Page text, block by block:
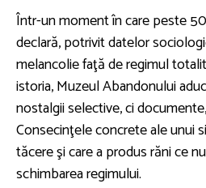
Într-un moment în care peste
declară, potrivit datelor
melancolie faţă de regimul
istoria, Muzeul Abandonului
nostalgii selective, ci
Consecinţele concrete ale unui
tăcere şi care a produs răni ce
schimbarea regimului.